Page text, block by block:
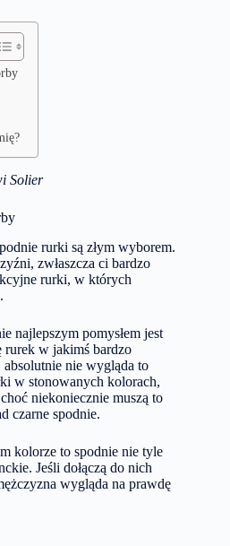
Solier
rurki są złym wyborem.
zwłaszcza ci bardzo
rurki, w których
najlepszym pomysłem jest
rurek w jakimś bardzo
nie wygląda to
w stonowanych kolorach,
niekoniecznie muszą to
czarne spodnie.
kolorze to spodnie nie tyle
Jeśli dołączą do nich
wygląda na prawdę